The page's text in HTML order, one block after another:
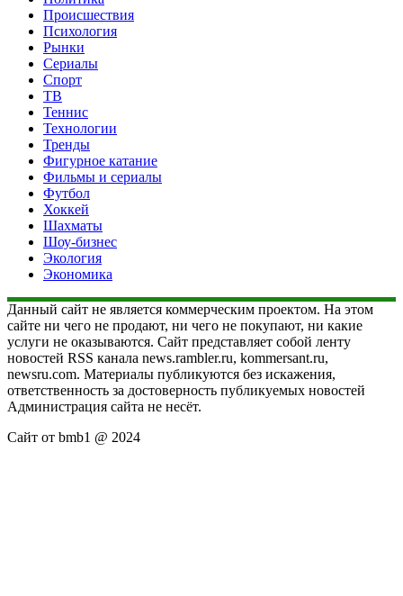
Происшествия
Психология
Рынки
Сериалы
Спорт
ТВ
Теннис
Технологии
Тренды
Фигурное катание
Фильмы и сериалы
Футбол
Хоккей
Шахматы
Шоу-бизнес
Экология
Экономика
Данный сайт не является коммерческим проектом. На этом
сайте ни чего не продают, ни чего не покупают, ни какие
услуги не оказываются. Сайт представляет собой ленту
новостей RSS канала news.rambler.ru, kommersant.ru,
newsru.com. Материалы публикуются без искажения,
ответственность за достоверность публикуемых новостей
Администрация сайта не несёт.
Сайт от bmb1 @ 2024